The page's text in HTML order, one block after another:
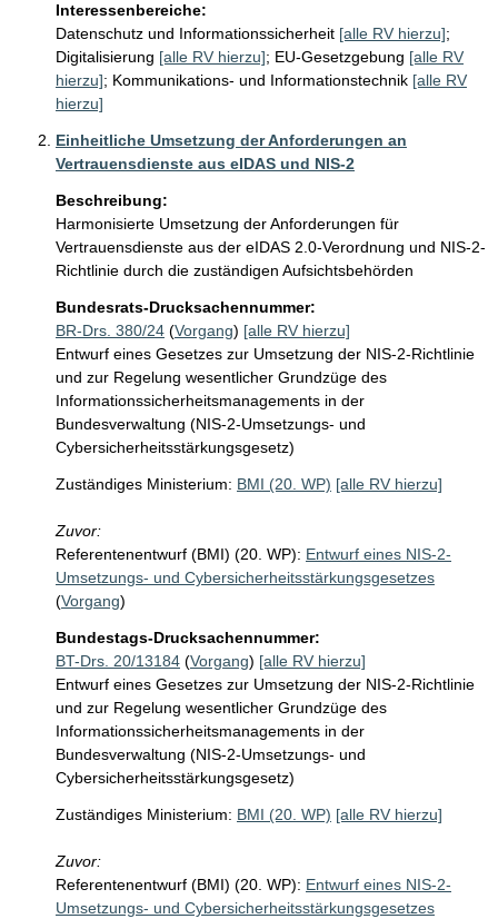
Interessenbereiche:
Datenschutz und Informationssicherheit [alle RV hierzu];
Digitalisierung [alle RV hierzu]; EU-Gesetzgebung [alle RV
hierzu]; Kommunikations- und Informationstechnik [alle RV
hierzu]
Einheitliche Umsetzung der Anforderungen an
Vertrauensdienste aus eIDAS und NIS-2
Beschreibung:
Harmonisierte Umsetzung der Anforderungen für
Vertrauensdienste aus der eIDAS 2.0-Verordnung und NIS-2-
Richtlinie durch die zuständigen Aufsichtsbehörden
Bundesrats-Drucksachennummer:
BR-Drs. 380/24 (Vorgang) [alle RV hierzu]
Entwurf eines Gesetzes zur Umsetzung der NIS-2-Richtlinie
und zur Regelung wesentlicher Grundzüge des
Informationssicherheitsmanagements in der
Bundesverwaltung (NIS-2-Umsetzungs- und
Cybersicherheitsstärkungsgesetz)
Zuständiges Ministerium: BMI (20. WP) [alle RV hierzu]
Zuvor:
Referentenentwurf (BMI) (20. WP): Entwurf eines NIS-2-
Umsetzungs- und Cybersicherheitsstärkungsgesetzes
(Vorgang)
Bundestags-Drucksachennummer:
BT-Drs. 20/13184 (Vorgang) [alle RV hierzu]
Entwurf eines Gesetzes zur Umsetzung der NIS-2-Richtlinie
und zur Regelung wesentlicher Grundzüge des
Informationssicherheitsmanagements in der
Bundesverwaltung (NIS-2-Umsetzungs- und
Cybersicherheitsstärkungsgesetz)
Zuständiges Ministerium: BMI (20. WP) [alle RV hierzu]
Zuvor:
Referentenentwurf (BMI) (20. WP): Entwurf eines NIS-2-
Umsetzungs- und Cybersicherheitsstärkungsgesetzes